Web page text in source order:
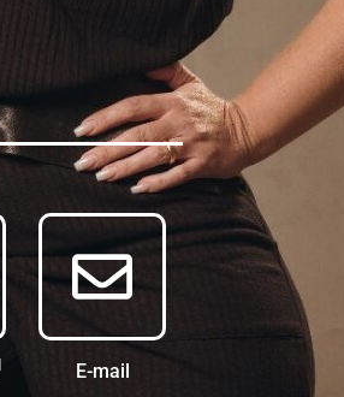
E-mail